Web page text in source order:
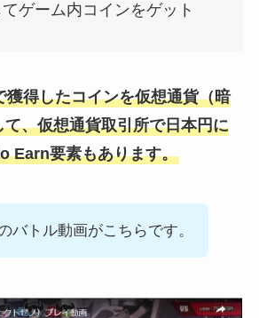
ゲーム内コインをゲット
獲得したコインを仮想通貨（暗
、仮想通貨取引所で日本円に
Earn要素もあります。
バトル動画がこちらです。